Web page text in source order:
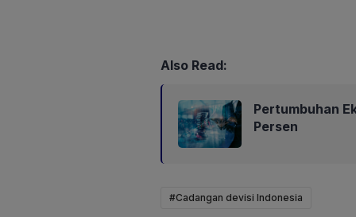
Also Read:
Pertumbuhan
Persen
#Cadangan devisi Indonesia